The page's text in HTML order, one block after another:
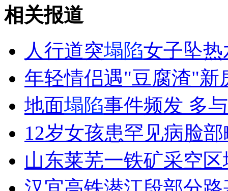
山西运城恶犬咬伤多人 警民合力深夜将其击毙
女孩北京地铁殴打老人 痛下狠手拳打脚踢
无痛分娩是否安全 医生回应
外交部：反对强权政治霸凌主义
外交部：有关国家言论片面不公正
相关报道
人行道突塌陷女子坠
年轻情侣遇"豆腐渣"新
地面塌陷事件频发 多
12岁女孩患罕见病脸
山东莱芜一铁矿采空